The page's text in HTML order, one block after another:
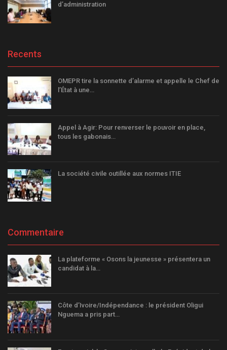
d’administration
Recents
OMEPR tire la sonnette d’alarme et appelle le Chef de
l’État à une…
Appel à Agir: Pour renverser le pouvoir en place,
tous les gabonais…
La société civile outillée aux normes ITIE
Commentaire
La plateforme « Osons la jeunesse » présentera un
candidat à la…
Côte d’Ivoire/Indépendance : le président Oligui
Nguema a pris part…